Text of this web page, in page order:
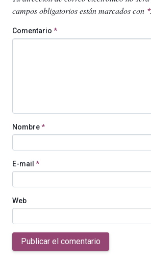
campos obligatorios están marcados con *.
Comentario *
Nombre*
E-mail *
Web
Publicar el comentario